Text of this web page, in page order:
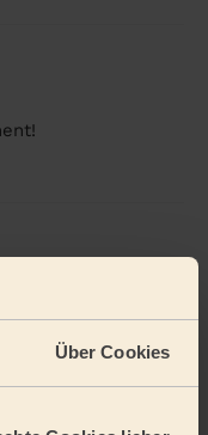
Über Cookies
Danke...Mehr